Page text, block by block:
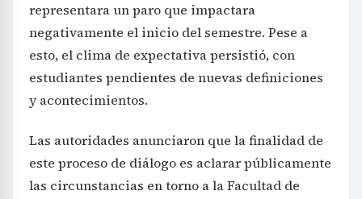
representara un paro que impactara
negativamente el inicio del semestre. Pese a
esto, el clima de expectativa persistió, con
estudiantes pendientes de nuevas definiciones
y acontecimientos.
Las autoridades anunciaron que la finalidad de
este proceso de diálogo es aclarar públicamente
las circunstancias en torno a la Facultad de